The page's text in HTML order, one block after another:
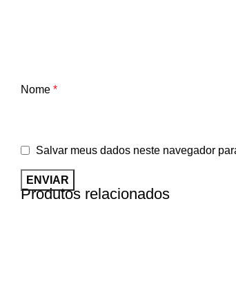
Nome *
Salvar meus dados neste navegador
Produtos relacionados